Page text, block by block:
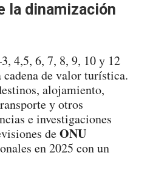
la dinamización
4,5, 6, 7, 8, 9, 10 y 12
de valor turística.
alojamiento,
y otros
e investigaciones
deONU
en 2025 con un